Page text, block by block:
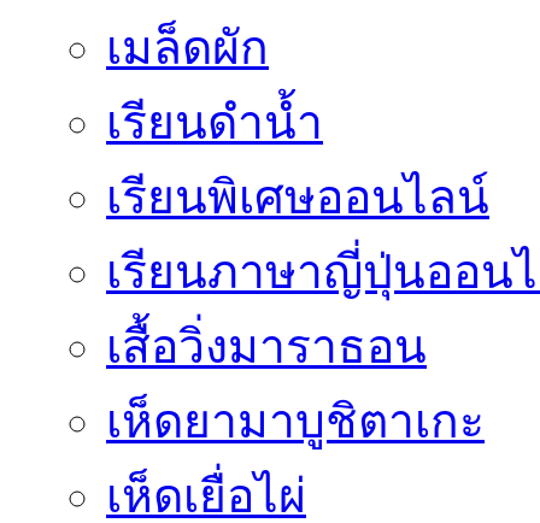
เมล็ดผัก
เรียนดำน้ำ
เรียนพิเศษออนไลน์
เรียนภาษาญี่ปุ่นออน
เสื้อวิ่งมาราธอน
เห็ดยามาบูชิตาเกะ
เห็ดเยื่อไผ่